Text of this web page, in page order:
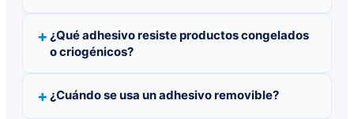
¿Qué adhesivo resiste productos congelados
o criogénicos?
¿Cuándo se usa un adhesivo removible?